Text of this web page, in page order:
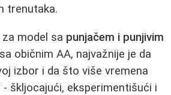
trenutaka.
model sa punjačem i punjivim
običnim AA, najvažnije je da
izbor i da što više vremena
škljocajući, eksperimentišući i